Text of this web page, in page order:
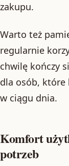
zakupu.
Warto też
regularnie
chwilę kończy
dla osób,
w ciągu dnia.
Komfort
potrzeb